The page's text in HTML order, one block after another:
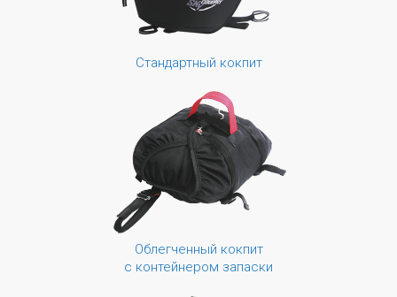
Стандартный кокпит
Облегченный кокпит
с контейнером запаски